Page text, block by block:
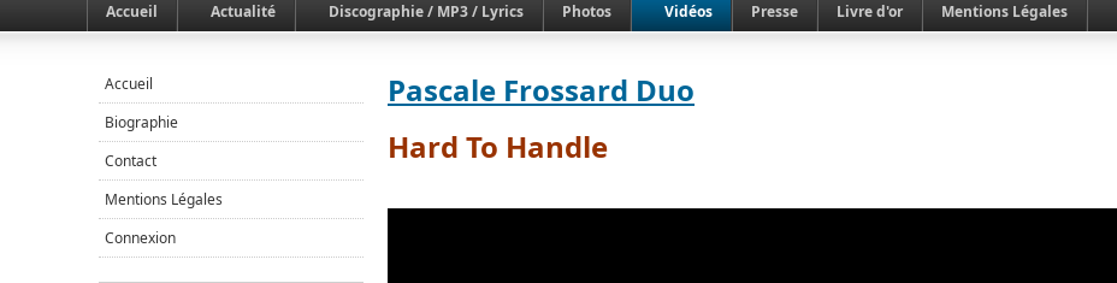
Accueil Actualité Discographie / MP3 / Lyrics Photos Vidéos Presse Livre d'or Mentions Légales
Pascale Frossard Duo
Hard To Handle
Accueil
Biographie
Contact
Mentions Légales
Connexion